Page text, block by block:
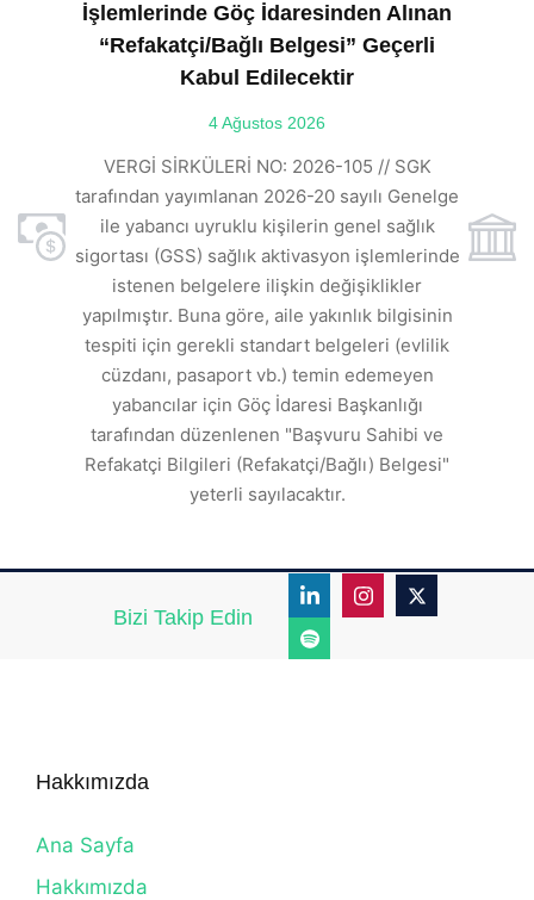
İşlemlerinde Göç İdaresinden Alınan
“Refakatçi/Bağlı Belgesi” Geçerli
Kabul Edilecektir
4 Ağustos 2026
VERGİ SİRKÜLERİ NO: 2026-105 // SGK
tarafından yayımlanan 2026-20 sayılı Genelge
ile yabancı uyruklu kişilerin genel sağlık
sigortası (GSS) sağlık aktivasyon işlemlerinde
istenen belgelere ilişkin değişiklikler
yapılmıştır. Buna göre, aile yakınlık bilgisinin
tespiti için gerekli standart belgeleri (evlilik
cüzdanı, pasaport vb.) temin edemeyen
yabancılar için Göç İdaresi Başkanlığı
tarafından düzenlenen "Başvuru Sahibi ve
Refakatçi Bilgileri (Refakatçi/Bağlı) Belgesi"
yeterli sayılacaktır.
Bizi Takip Edin
Hakkımızda
Ana Sayfa
Hakkımızda